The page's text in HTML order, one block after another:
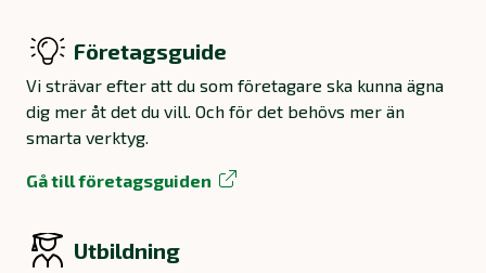
Företagsguide
Vi strävar efter att du som företagare ska kunna ägna
dig mer åt det du vill. Och för det behövs mer än
smarta verktyg.
Gå till företagsguiden
Utbildning